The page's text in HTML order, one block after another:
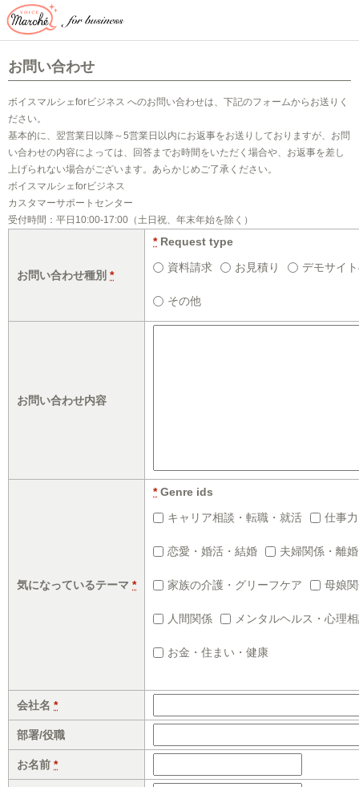
お問い合わせ
ボイスマルシェforビジネス へのお問い合わせは、下記のフォームからお送りく
ださい。
基本的に、翌営業日以降～5営業日以内にお返事をお送りしておりますが、お問
い合わせの内容によっては、回答までお時間をいただく場合や、お返事を差し
上げられない場合がございます。あらかじめご了承ください。
ボイスマルシェforビジネス
カスタマーサポートセンター
受付時間：平日10:00-17:00（土日祝、年末年始を除く）
お問い合わせ種別 *
*Request type
資料請求
お見積り デモサイ
その他
お問い合わせ内容
気になっているテーマ *
*Genre ids
キャリア相談・転職・就活
仕事
恋愛・婚活・結婚 夫婦関係・離婚
家族の介護・グリーフケア 母娘
人間関係 メンタルヘルス・心理
お金・住まい・健康
会社名 *
部署/役職
お名前 *